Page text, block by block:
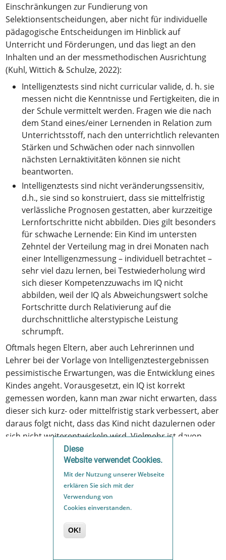
Einschränkungen zur Fundierung von
Selektionsentscheidungen, aber nicht für individuelle
pädagogische Entscheidungen im Hinblick auf
Unterricht und Förderungen, und das liegt an den
Inhalten und an der messmethodischen Ausrichtung
(Kuhl, Wittich & Schulze, 2022):
Intelligenztests sind nicht curricular valide, d. h. sie
messen nicht die Kenntnisse und Fertigkeiten, die in
der Schule vermittelt werden. Fragen wie die nach
dem Stand eines/einer Lernenden in Relation zum
Unterrichtsstoff, nach den unterrichtlich relevanten
Stärken und Schwächen oder nach sinnvollen
nächsten Lernaktivitäten können sie nicht
beantworten.
Intelligenztests sind nicht veränderungssensitiv,
d.h., sie sind so konstruiert, dass sie mittelfristig
verlässliche Prognosen gestatten, aber kurzzeitige
Lernfortschritte nicht abbilden. Dies gilt besonders
für schwache Lernende: Ein Kind im untersten
Zehntel der Verteilung mag in drei Monaten nach
einer Intelligenzmessung – individuell betrachtet –
sehr viel dazu lernen, bei Testwiederholung wird
sich dieser Kompetenzzuwachs im IQ nicht
abbilden, weil der IQ als Abweichungswert solche
Fortschritte durch Relativierung auf die
durchschnittliche alterstypische Leistung
schrumpft.
Oftmals hegen Eltern, aber auch Lehrerinnen und
Lehrer bei der Vorlage von Intelligenztestergebnissen
pessimistische Erwartungen, was die Entwicklung eines
Kindes angeht. Vorausgesetzt, ein IQ ist korrekt
gemessen worden, kann man zwar nicht erwarten, dass
dieser sich kurz- oder mittelfristig stark verbessert, aber
daraus folgt nicht, dass das Kind nicht dazulernen oder
sich nicht weiterentwickeln wird. Vielmehr ist davon
auszugehen, dass das Kind bei guter Förderung
erfreuliche Entwicklungsfortschritte zeigen wird.
Die mangelnde curriculare Validität und die geringe
Veränderungssensitivität geben aus pädagogischer
Sicht Anlass zu Optimismus: Der IQ zeigt einen
sondern verbessert werden kann. Das schulische
Lernen umfasst mehr als die generelle Intelligenz, etwa
Diese
Website verwendet Cookies.
Mit der Nutzung unserer Webseite
erklären Sie sich mit der
Verwendung von
Cookies einverstanden.
OK!